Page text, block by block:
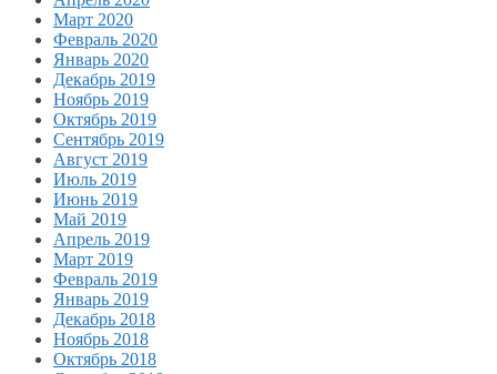
Март 2020
Февраль 2020
Январь 2020
Декабрь 2019
Ноябрь 2019
Октябрь 2019
Сентябрь 2019
Август 2019
Июль 2019
Июнь 2019
Май 2019
Апрель 2019
Март 2019
Февраль 2019
Январь 2019
Декабрь 2018
Ноябрь 2018
Октябрь 2018